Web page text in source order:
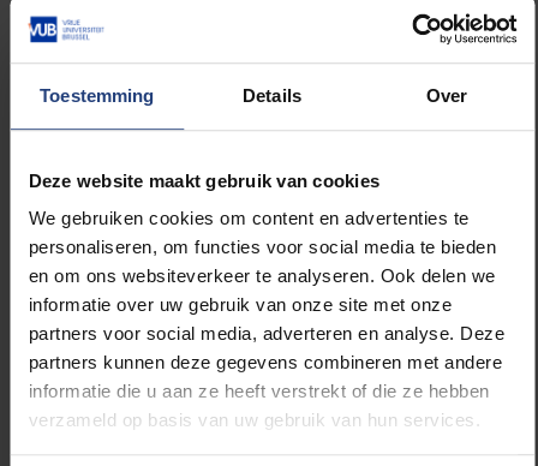
Toestemming Details Over
Deze website maakt gebruik van cookies
We gebruiken cookies om content en advertenties te
personaliseren, om functies voor social media te bieden
en om ons websiteverkeer te analyseren. Ook delen we
informatie over uw gebruik van onze site met onze
partners voor social media, adverteren en analyse. Deze
partners kunnen deze gegevens combineren met andere
informatie die u aan ze heeft verstrekt of die ze hebben
verzameld op basis van uw gebruik van hun services.
via bedrijven en
particulieren. Want de
worden cruciaal voor